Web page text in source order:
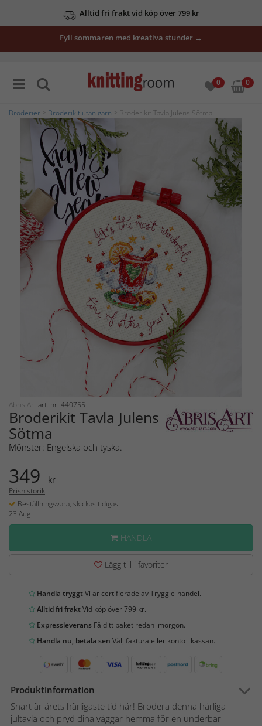
Alltid fri frakt vid köp över 799 kr
Fyll sommaren med kreativa stunder →
0 0
Broderier Broderikit utan garn > Broderikit Tavla Julens Sötma
Abris Art art. nr: 440755
Broderikit Tavla Julens
Sötma
Mönster: Engelska och tyska.
349 kr
Prishistorik
Beställningsvara, skickas tidigast
23 Aug
HANDLA
Lägg till i favoriter
Handla tryggtVi är certifierade av Trygg e-handel.
Alltid fri fraktVid köp över 799 kr.
Expressleverans Få ditt paket redan imorgon.
Handla nu, betala sen Välj faktura eller konto i kassan.
Produktinformation
Snart är årets härligaste tid här! Brodera denna härliga
jultavla och pryd dina väggar hemma för en underbar